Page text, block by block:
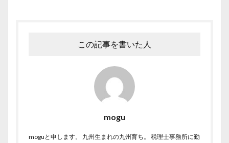
この記事を書いた人
mogu
moguと申します。 九州生まれの九州育ち。 税理士事務所に勤